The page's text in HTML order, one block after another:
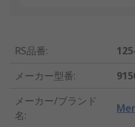
RS品番:
メーカー型番:
メーカー/ブランド
名: